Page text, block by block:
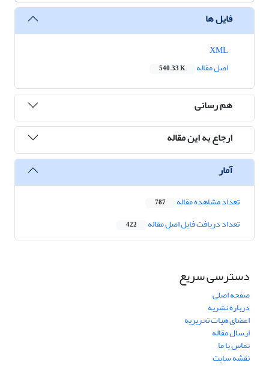
فایل ها
اصل مقاله
540.33 K
هم رسانی
ارجاع به این مقاله
آمار
تعداد مشاهده مقاله 787
تعداد دریافت فایل اصل مقاله 422
دسترسی سریع
صفحه اصلی
درباره نشریه
اعضای هیات تحریریه
ارسال مقاله
تماس با ما
نقشه سایت